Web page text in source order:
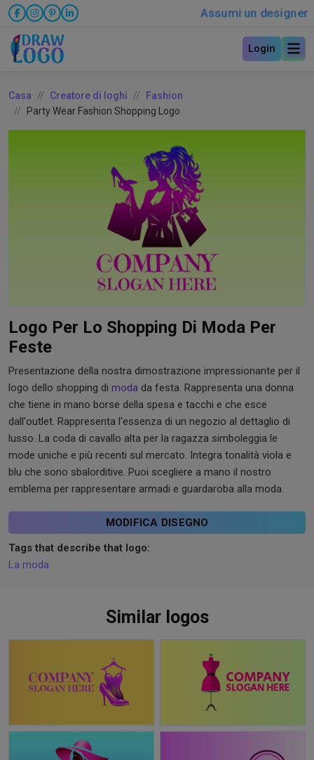
Assumi un designer
Login
Casa Creatore di loghi
Fashion
Party Wear Fashion Shopping Logo
Logo Per Lo Shopping Di Moda Per
Feste
Presentazione della nostra dimostrazione impressionante per il
logo dello shopping di moda da festa. Rappresenta una donna
che tiene in mano borse della spesa e tacchi e che esce
dall'outlet. Rappresenta l'essenza di un negozio al dettaglio di
lusso. La coda di cavallo alta per la ragazza simboleggia le
mode uniche e più recenti sul mercato. Integra tonalità viola e
blu che sono sbalorditive. Puoi scegliere a mano il nostro
emblema per rappresentare armadi e guardaroba alla moda.
MODIFICA DISEGNO
Tags that describe that logo:
La moda
Similar logos